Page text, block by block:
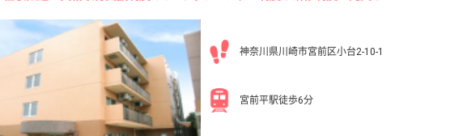
神奈川県川崎市宮前区小台2-10-1
宮前平駅徒歩6分